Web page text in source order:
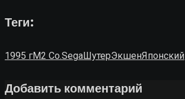
Теги:
1995 гM2 Co.SegaШутерЭкшенЯпонский
Добавить комментарий